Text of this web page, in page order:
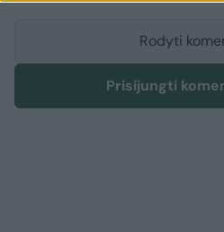
Rodyti
Prisijungti